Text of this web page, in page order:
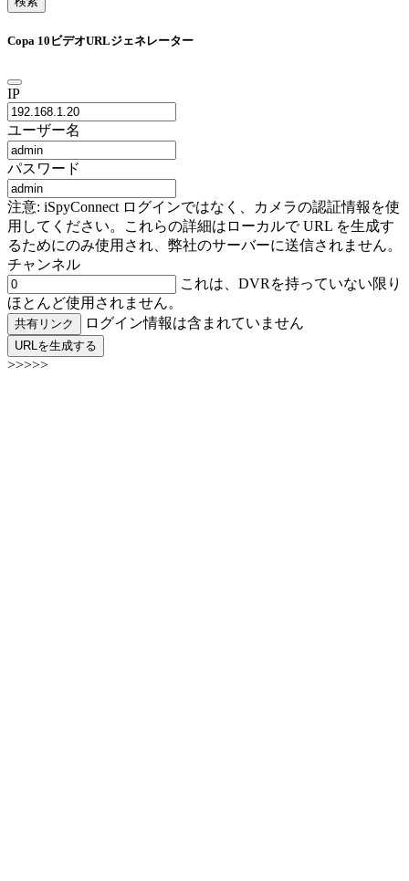
Copa 10ビデオURLジェネレーター
IP
ユーザー名
パスワード
注意: iSpyConnect ログインではなく、カメラの認証情報を使
用してください。これらの詳細はローカルで URL を生成す
るためにのみ使用され、弊社のサーバーに送信されません。
チャンネル
これは、DVRを持っていない限り
ほとんど使用されません。
共有リンク ログイン情報は含まれていません
URLを生成する
>>>>>